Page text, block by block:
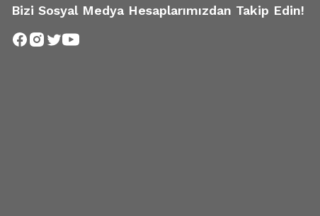
Bizi Sosyal Medya Hesaplarımızdan Takip Edin!